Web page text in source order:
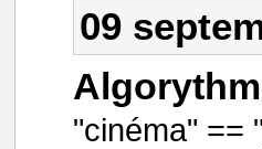
09
"cinéma" ==